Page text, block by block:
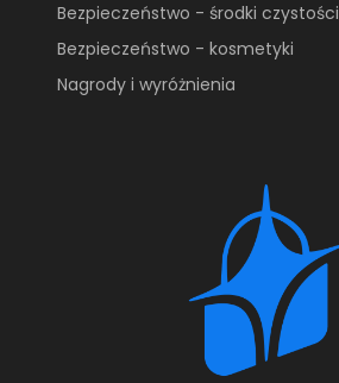
Bezpieczeństwo - środki czystości
Bezpieczeństwo - kosmetyki
Nagrody i wyróżnienia